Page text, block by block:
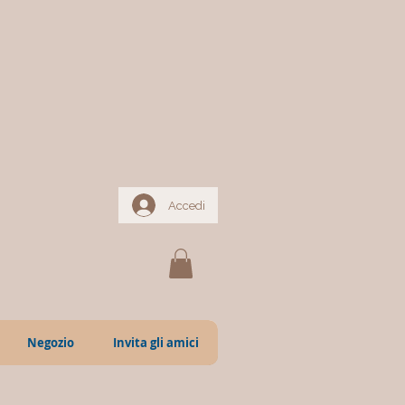
Negozio Invita gli amici
Accedi